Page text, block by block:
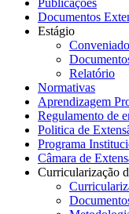
Documentos
Estágio
Relatório
Normativas
Aprendizagem
Regulamento de
Politica de
Programa
Câmara de
Curricularização